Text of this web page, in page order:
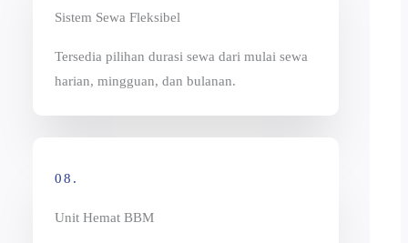
Sistem Sewa Fleksibel
Tersedia pilihan durasi sewa dari mulai sewa
harian, mingguan, dan bulanan.
08.
Unit Hemat BBM